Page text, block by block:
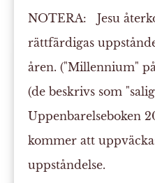
NOTERA: Jesu
rättfärdigas
åren. ("Millennium"
(de beskrivs som
Uppenbarelseboken
kommer att
uppståndelse.